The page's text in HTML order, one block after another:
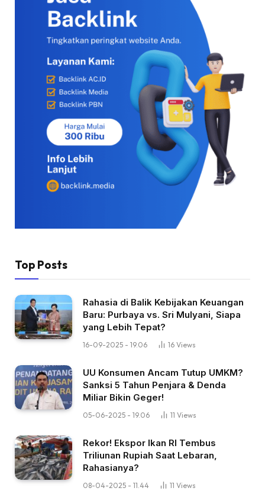
Top Posts
Rahasia di Balik Kebijakan Keuangan
Baru: Purbaya vs. Sri Mulyani, Siapa
yang Lebih Tepat?
16-09-2025 - 19.06 16 Views
UU Konsumen Ancam Tutup UMKM?
Sanksi 5 Tahun Penjara & Denda
Miliar Bikin Geger!
05-06-2025 - 19.06 11 Views
Rekor! Ekspor Ikan RI Tembus
Triliunan Rupiah Saat Lebaran,
Rahasianya?
08-04-2025 - 11.44 11 Views